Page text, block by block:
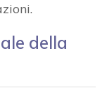
della